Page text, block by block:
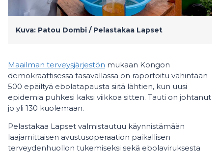
Kuva: Patou Dombi / Pelastakaa Lapset
Maailman terveysjärjestön mukaan Kongon
demokraattisessa tasavallassa on raportoitu vähintään
500 epäiltyä ebolatapausta siitä lähtien, kun uusi
epidemia puhkesi kaksi viikkoa sitten. Tauti on johtanut
jo yli 130 kuolemaan.
Pelastakaa Lapset valmistautuu käynnistämään
laajamittaisen avustusoperaation paikallisen
terveydenhuollon tukemiseksi sekä ebolaviruksesta